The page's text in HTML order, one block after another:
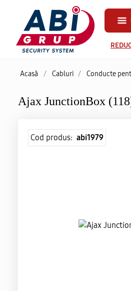
Acasă / Cabluri / Conducte
Ajax JunctionBox
Cod produs: abi1979